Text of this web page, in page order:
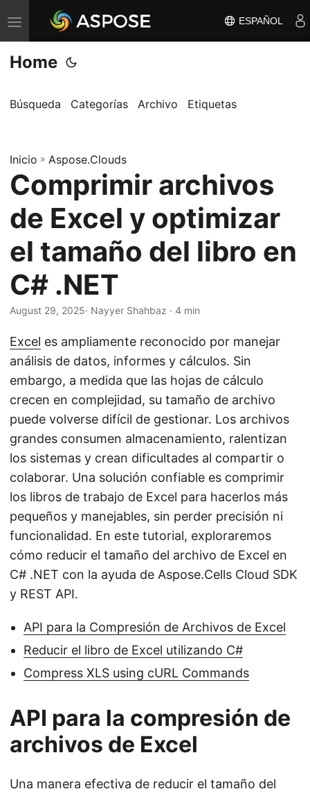
A
l
t
r
r
n
a
v
g
a
c
i
ó
n
ESPAÑOL
Home
Búsqueda Categorías Archivo Etiquetas
Inicio » Aspose.Clouds
Comprimir archivos
de Excel y optimizar
el tamaño del libro en
C# .NET
August 29, 2025· Nayyer Shahbaz · 4 min
Excel es ampliamente reconocido por manejar
análisis de datos, informes y cálculos. Sin
embargo, a medida que las hojas de cálculo
crecen en complejidad, su tamaño de archivo
puede volverse difícil de gestionar. Los archivos
grandes consumen almacenamiento, ralentizan
los sistemas y crean dificultades al compartir o
colaborar. Una solución confiable es comprimir
los libros de trabajo de Excel para hacerlos más
pequeños y manejables, sin perder precisión ni
funcionalidad. En este tutorial, exploraremos
cómo reducir el tamaño del archivo de Excel en
C# .NET con la ayuda de Aspose.Cells Cloud SDK
y REST API.
API para la Compresión de Archivos de Excel
Reducir el libro de Excel utilizando C#
Compress XLS using cURL Commands
API para la compresión de
archivos de Excel
Una manera efectiva de reducir el tamaño del